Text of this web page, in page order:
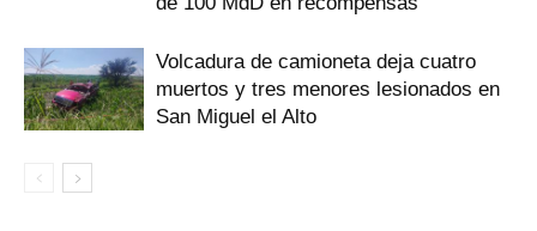
Volcadura de camioneta deja cuatro
muertos y tres menores lesionados en
San Miguel el Alto